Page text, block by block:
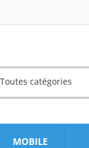
Toutes catégories
MOBILE